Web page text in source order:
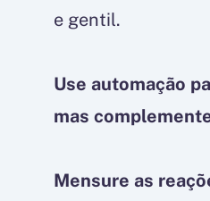
e gentil.
Use automação
mas
Mensure as